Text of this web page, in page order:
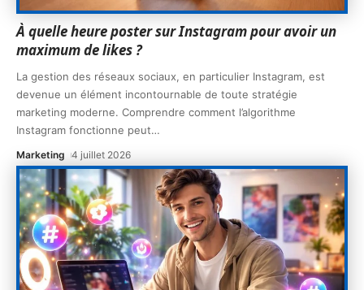
À quelle heure poster sur Instagram pour avoir un
maximum de likes ?
La gestion des réseaux sociaux, en particulier Instagram, est
devenue un élément incontournable de toute stratégie
marketing moderne. Comprendre comment l’algorithme
Instagram fonctionne peut…
Marketing 4 juillet 2026